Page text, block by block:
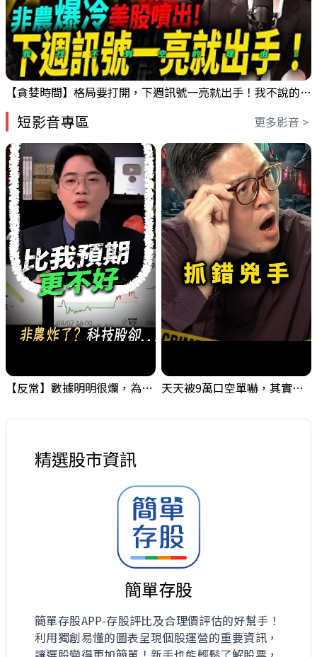
【貪婪時間】格局要打開，下週訊號一亮就出手！我不說的話還真一堆人不知道！｜錢進大趨勢 Mr.智霖 陳 2026/08/08
短影音專區 更多影音 >
【反常】數據明明很爛，為什麼市場反而搞這齣? #非農 #台股 天天被9萬口空單嚇，其實你盯錯地方了｜Mr.Jimmy高志銘 #台股 #外資期貨 #融資
精選股市資訊
簡單存股
簡單存股APP-存股評比及合理價評估的好幫手！
利用獨創易懂的圖表呈現個股運營的重要資訊，